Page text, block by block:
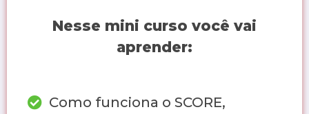
Nesse mini curso você vai
aprender:
Como funciona o SCORE,